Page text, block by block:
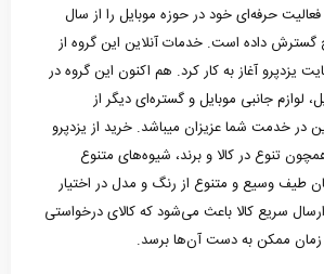
حرفه‌ای خود در حوزه موبایل را از سال
گسترش داده است. خدمات آنلاین این گروه از
وبسایت یزدپرو آغاز به کار کرد. هم اکنون این گروه در
لوازم جانبی موبایل و گستره‌ای دیگر از
در خدمت شما عزیزان میباشد. خرید از یزدپرو
تنوع در کالا و برند، شیوه‌های متنوع
طیف وسیع و متنوع از رنگ و مدل در اختیار
سریع کالا باعث می‌شود که کالای درخواستی
زمان ممکن به دست آن‌ها برسد.